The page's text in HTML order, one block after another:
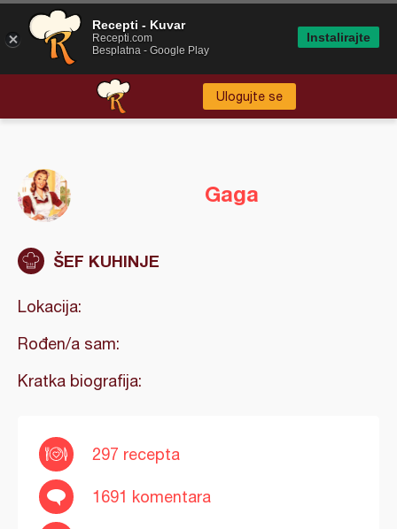
Ulogujte se
Gaga
ŠEF KUHINJE
Lokacija:
Rođen/a sam:
Kratka biografija:
297 recepta
1691 komentara
Recepti - Kuvar
Recepti.com
Besplatna - Google Play
Instalirajte